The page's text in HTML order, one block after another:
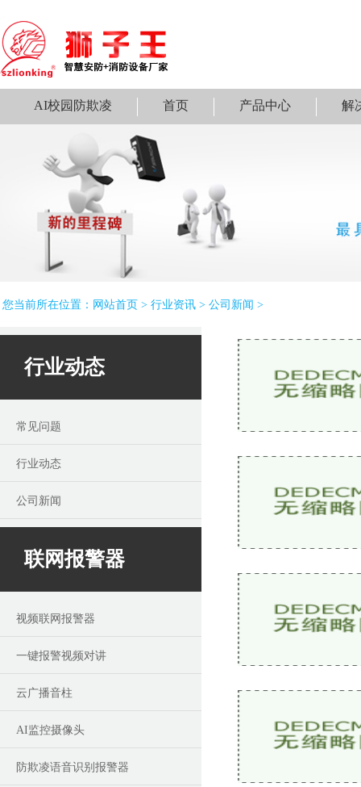
AI校园防欺凌 首页 产品中心 解
您当前所在位置： 网站首页 > 行业资讯 > 公司新闻 >
行业动态
常见问题
行业动态
公司新闻
联网报警器
视频联网报警器
一键报警视频对讲
云广播音柱
AI监控摄像头
防欺凌语音识别报警器